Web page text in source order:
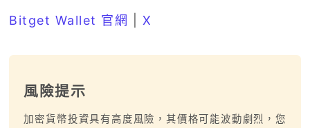
Bitget Wallet 官網 X
風險提示
加密貨幣投資具有高度風險，其價格可能波動劇烈，您